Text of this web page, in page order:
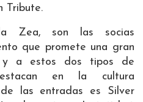
Tribute.
Zea, son las socias
que promete una gran
y a estos dos tipos de
en la cultura
las entradas es Silver